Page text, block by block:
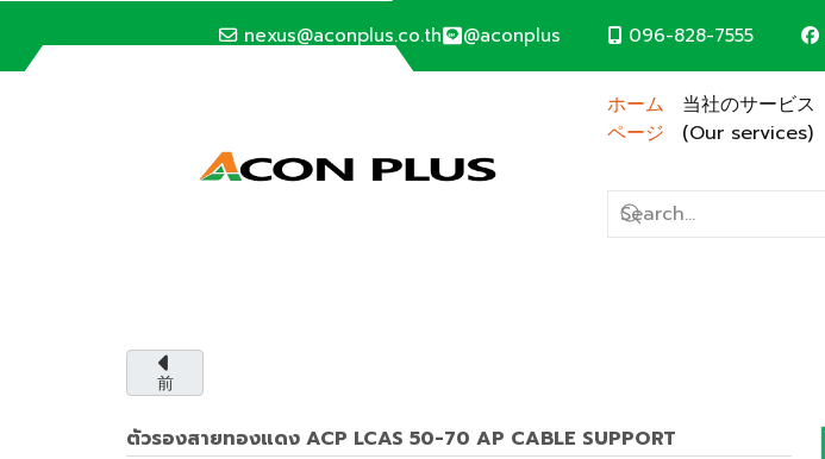
nexus@aconplus.co.th @aconplus 096-828-7555
ホーム
ページ
当社のサービス
(Our services)
太陽電池システムで電気代を節約し、私たちと一緒に世界を救いましょう。
サービス詳細
前
ตัวรองสายทองแดง ACP LCAS 50-70 AP CABLE SUPPORT